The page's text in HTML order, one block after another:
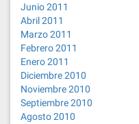
Junio 2011
Abril 2011
Marzo 2011
Febrero 2011
Enero 2011
Diciembre 2010
Noviembre 2010
Septiembre 2010
Agosto 2010